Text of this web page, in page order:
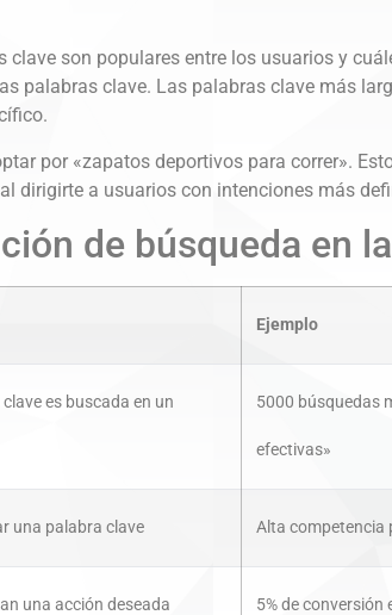
clave son populares entre los usuarios y
palabras clave. Las palabras clave más
por «zapatos deportivos para correr».
dirigirte a usuarios con intenciones más
de búsqueda en
Ejemplo
es buscada en un 5000 búsquedas
efectivas»
una palabra clave Alta competencia
una acción deseada 5% de